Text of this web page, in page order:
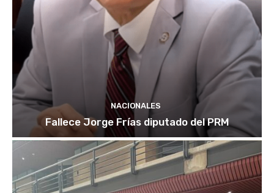
NACIONALES
Fallece Jorge Frías diputado del PRM